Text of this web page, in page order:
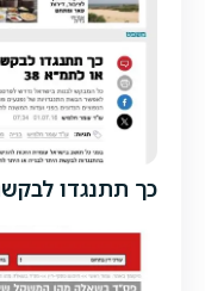
כך תתנגדו